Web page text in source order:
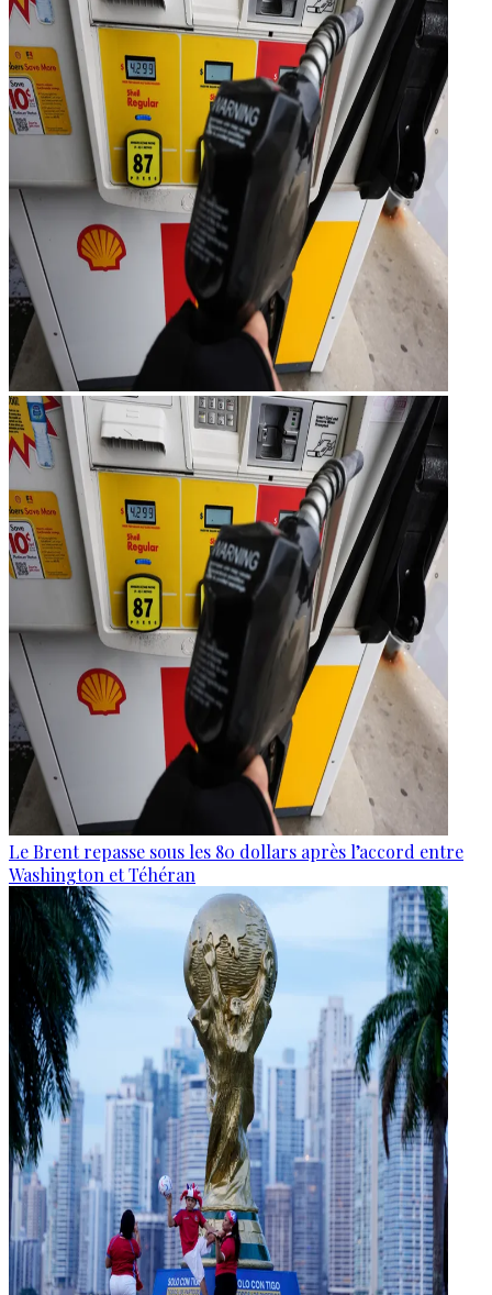
Le Brent repasse sous les 80 dollars après l’accord entre
Washington et Téhéran